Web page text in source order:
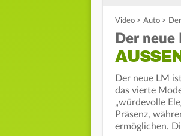
Video > Auto >
Der neue
Der neue LM
das vierte
„würdevolle
Präsenz,
ermöglichen.